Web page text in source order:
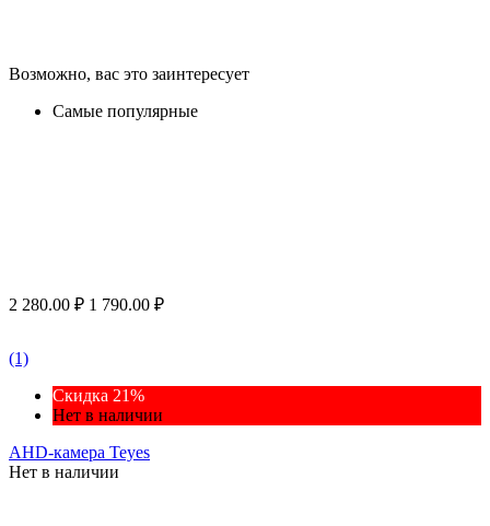
Возможно, вас это заинтересует
Самые популярные
2 280.00 ₽ 1 790.00 ₽
(1)
Скидка 21%
Нет в наличии
AHD-камера Teyes
Нет в наличии